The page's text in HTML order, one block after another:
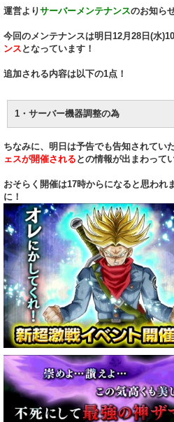
運営よりサーバーメンテナンスのお知ら
今回のメンテナンスは明日12月28日(水
ンス となっています！
追加される内容は以下の1点！
1・サーバー機器調整の為
ちなみに、明日は予告でも告知されてい
ェスが開催される との情報が出まわって
おそらく開催は17時からになると思われ
に！